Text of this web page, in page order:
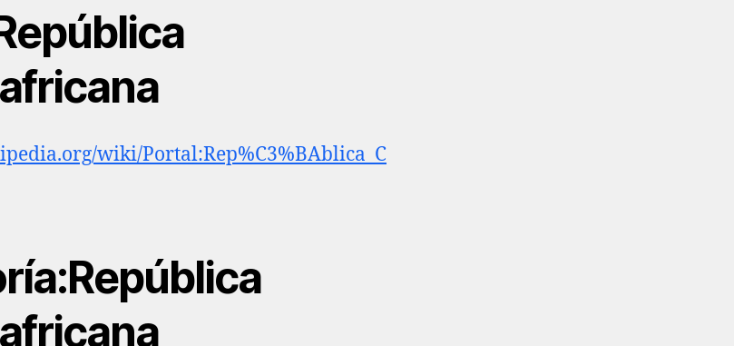
wiki/Portal:Rep%C3%BAblica_C